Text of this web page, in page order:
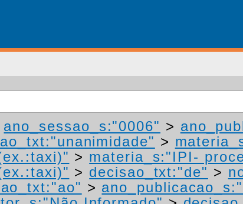
ano_sessao_s:"0006" >
>
> materia_s:"IPI-
> decisao_txt:"de" >
>